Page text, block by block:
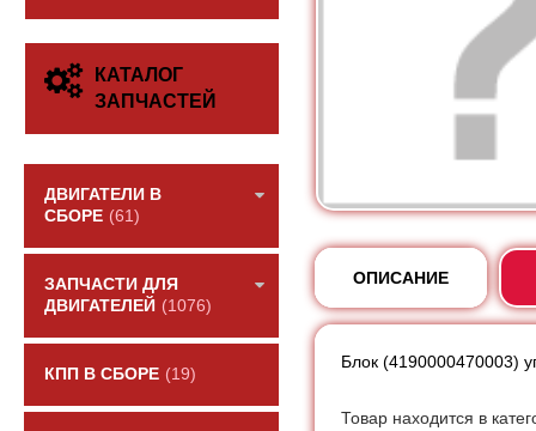
КАТАЛОГ
ЗАПЧАСТЕЙ
ДВИГАТЕЛИ В
СБОРЕ (61)
ЗАПЧАСТИ ДЛЯ
ДВИГАТЕЛЕЙ (1076)
КПП В СБОРЕ (19)
ОПИСАНИЕ
Блок (4190000470003)
Товар находится в